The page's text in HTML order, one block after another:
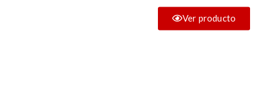
Ver producto